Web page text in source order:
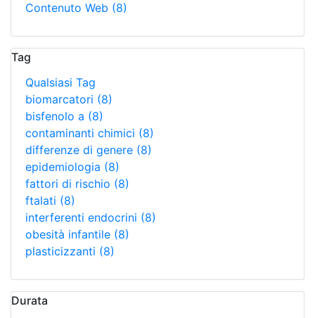
Contenuto Web (8)
Tag
Qualsiasi Tag
biomarcatori (8)
bisfenolo a (8)
contaminanti chimici (8)
differenze di genere (8)
epidemiologia (8)
fattori di rischio (8)
ftalati (8)
interferenti endocrini (8)
obesità infantile (8)
plasticizzanti (8)
Durata